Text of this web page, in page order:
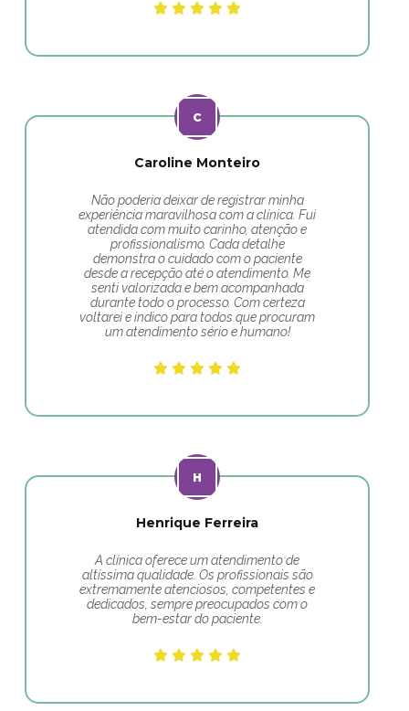
Caroline Monteiro
Não poderia deixar de registrar minha
experiência maravilhosa com a clínica. Fui
atendida com muito carinho, atenção e
profissionalismo. Cada detalhe
demonstra o cuidado com o paciente
desde a recepção até o atendimento. Me
senti valorizada e bem acompanhada
durante todo o processo. Com certeza
voltarei e indico para todos que procuram
um atendimento sério e humano!
Henrique Ferreira
A clínica oferece um atendimento de
altíssima qualidade. Os profissionais são
extremamente atenciosos, competentes e
dedicados, sempre preocupados com o
bem-estar do paciente.